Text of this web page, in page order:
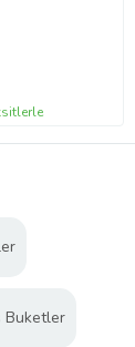
Buketler